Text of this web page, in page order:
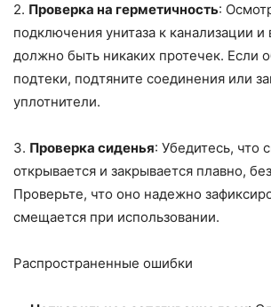
2. Проверка на герметичность:
подключения унитаза к канализации
должно быть никаких протечек. Если
подтеки, подтяните соединения или
уплотнители.
3. Проверка сиденья: Убедитесь, что
открывается и закрывается плавно,
Проверьте, что оно надежно
смещается при использовании.
Распространенные ошибки